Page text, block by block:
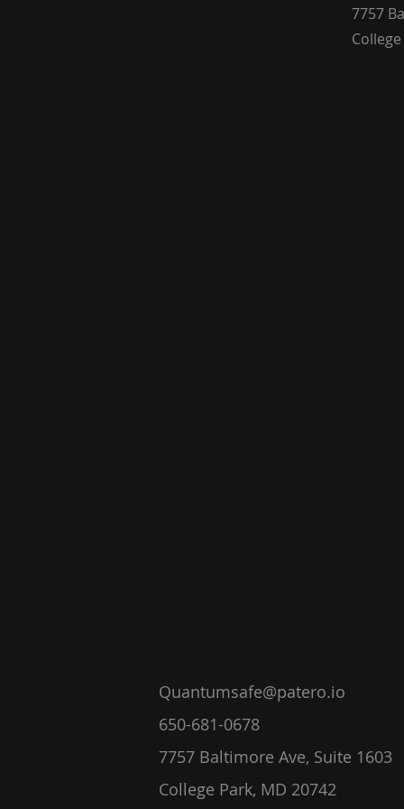
7757
Quantumsafe@patero.io
650-681-0678
7757 Baltimore Ave, Suite 1603
College Park, MD 20742